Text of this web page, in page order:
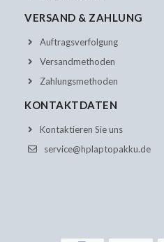
VERSAND & ZAHLUNG
Auftragsverfolgung
Versandmethoden
Zahlungsmethoden
KONTAKTDATEN
Kontaktieren Sie uns
service@hplaptopakku.de